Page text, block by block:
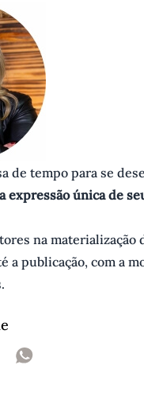
de tempo para se
expressão única de
na materialização
a publicação, com a